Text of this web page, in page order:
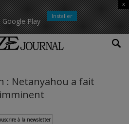
Google Play
x
Installer
: Netanyahou a fait
à la newsletter